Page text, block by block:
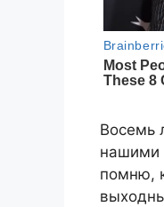
Восемь
нашими
помню,